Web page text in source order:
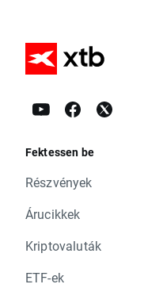
Fektessen be
Részvények
Árucikkek
Kriptovaluták
ETF-ek